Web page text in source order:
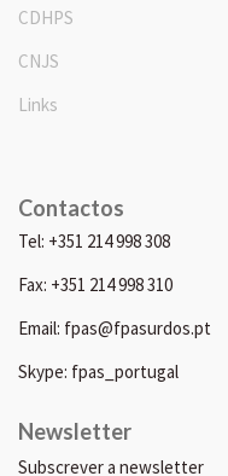
CDHPS
CNJS
Links
Contactos
Tel: +351 214 998 308
Fax: +351 214 998 310
Email: fpas@fpasurdos.pt
Skype: fpas_portugal
Newsletter
Subscrever a newsletter